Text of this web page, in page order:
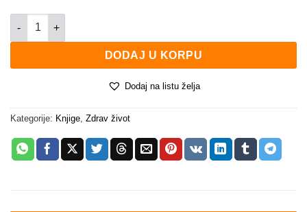
Uživajte zdrav život količina
DODAJ U KORPU
Dodaj na listu želja
Kategorije: Knjige Zdrav život